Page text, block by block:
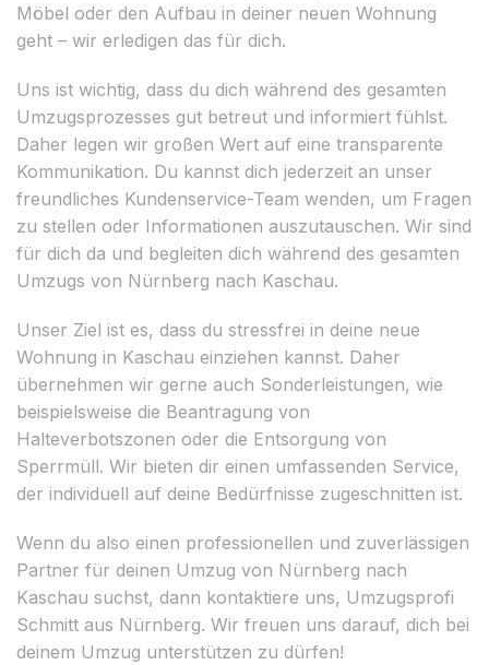
Möbel oder den Aufbau in deiner neuen Wohnung
geht – wir erledigen das für dich.
Uns ist wichtig, dass du dich während des gesamten
Umzugsprozesses gut betreut und informiert fühlst.
Daher legen wir großen Wert auf eine transparente
Kommunikation. Du kannst dich jederzeit an unser
freundliches Kundenservice-Team wenden, um Fragen
zu stellen oder Informationen auszutauschen. Wir sind
für dich da und begleiten dich während des gesamten
Umzugs von Nürnberg nach Kaschau.
Unser Ziel ist es, dass du stressfrei in deine neue
Wohnung in Kaschau einziehen kannst. Daher
übernehmen wir gerne auch Sonderleistungen, wie
beispielsweise die Beantragung von
Halteverbotszonen oder die Entsorgung von
Sperrmüll. Wir bieten dir einen umfassenden Service,
der individuell auf deine Bedürfnisse zugeschnitten ist.
Wenn du also einen professionellen und zuverlässigen
Partner für deinen Umzug von Nürnberg nach
Kaschau suchst, dann kontaktiere uns, Umzugsprofi
Schmitt aus Nürnberg. Wir freuen uns darauf, dich bei
deinem Umzug unterstützen zu dürfen!